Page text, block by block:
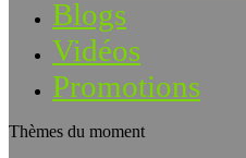
Blogs
Vidéos
Promotions
Thèmes du moment